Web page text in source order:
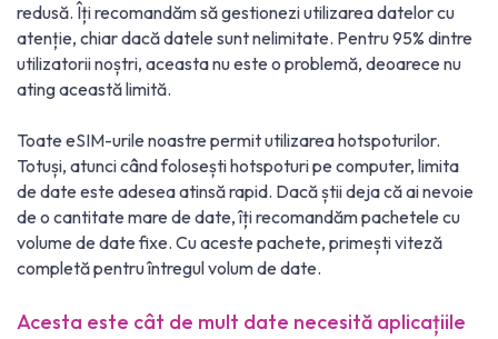
redusă. Îți recomandăm să gestionezi utilizarea datelor cu
atenție, chiar dacă datele sunt nelimitate. Pentru 95% dintre
utilizatorii noștri, aceasta nu este o problemă, deoarece nu
ating această limită.
Toate eSIM-urile noastre permit utilizarea hotspoturilor.
Totuși, atunci când folosești hotspoturi pe computer, limita
de date este adesea atinsă rapid. Dacă știi deja că ai nevoie
de o cantitate mare de date, îți recomandăm pachetele cu
volume de date fixe. Cu aceste pachete, primești viteză
completă pentru întregul volum de date.
Acesta este cât de mult date necesită aplicațiile